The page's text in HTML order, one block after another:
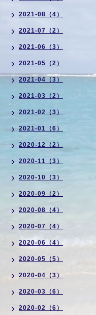
2021-08（4）
2021-07（2）
2021-06（3）
2021-05（2）
2021-04（3）
2021-03（2）
2021-02（3）
2021-01（6）
2020-12（2）
2020-11（3）
2020-10（3）
2020-09（2）
2020-08（4）
2020-07（4）
2020-06（4）
2020-05（5）
2020-04（3）
2020-03（6）
2020-02（6）